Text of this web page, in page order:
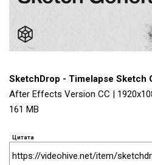
SketchDrop - Timelapse Sketch
After Effects Version CC |
161 MB
Цитата
https://videohive.net/item/